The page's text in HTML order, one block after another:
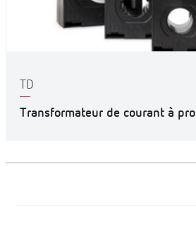
TD
Transformateur de courant à